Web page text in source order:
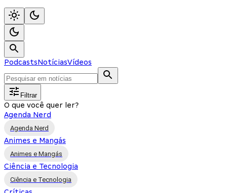
PodcastsNotíciasVídeos
Filtrar
O que você quer ler?
Agenda Nerd
Agenda Nerd
Animes e Mangás
Animes e Mangás
Ciência e Tecnologia
Ciência e Tecnologia